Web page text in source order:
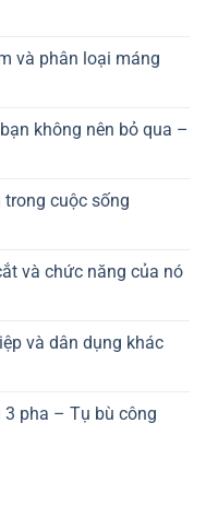
và phân loại máng
không nên bỏ qua –
cuộc sống
và chức năng của nó
và dân dụng khác
pha – Tụ bù công